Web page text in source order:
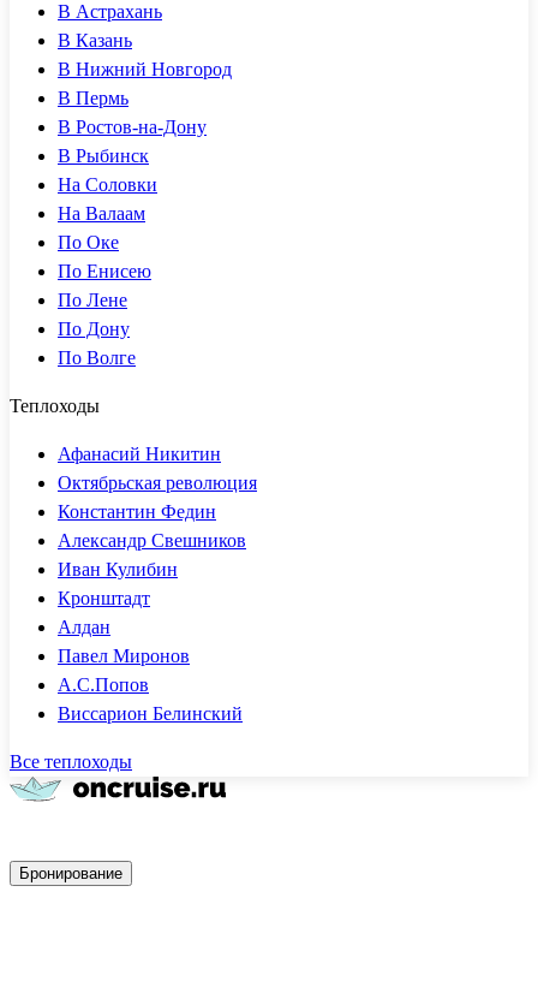
В Астрахань
В Казань
В Нижний Новгород
В Пермь
В Ростов-на-Дону
В Рыбинск
На Соловки
На Валаам
По Оке
По Енисею
По Лене
По Дону
По Волге
Теплоходы
Афанасий Никитин
Октябрьская революция
Константин Федин
Александр Свешников
Иван Кулибин
Кронштадт
Алдан
Павел Миронов
А.С.Попов
Виссарион Белинский
Все теплоходы
Бронирование